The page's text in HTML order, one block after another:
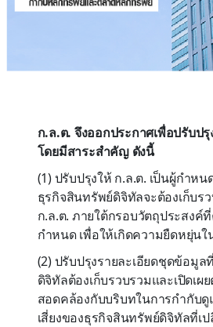
ก.ล.ต. จึงออกประกาศเพื่อปรับป
โดยมีสาระสำคัญ ดังนี้
(1) ปรับปรุงให้ ก.ล.ต. เป็นผู้กำห
ธุรกิจสินทรัพย์ดิจิทัลจะต้องเก็บร
ก.ล.ต. ภายใต้กรอบวัตถุประสงค์
กำหนด เพื่อให้เกิดความยืดหยุ่น
(2) ปรับปรุงรายละเอียดชุดข้อมู
ดิจิทัลต้องเก็บรวบรวมและเปิดเผ
สอดคล้องกับบริบทในการกำกับ
เสี่ยงของธุรกิจสินทรัพย์ดิจิทัลที่เ